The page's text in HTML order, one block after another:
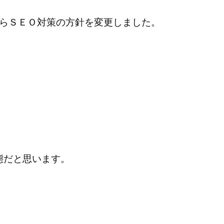
ＥＯ対策の方針を変更しました。
と思います。